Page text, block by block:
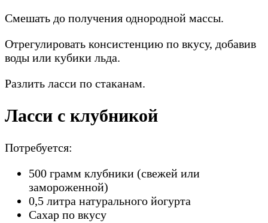
Смешать до получения однородной массы.
Отрегулировать консистенцию по вкусу, добавив
воды или кубики льда.
Разлить ласси по стаканам.
Ласси с клубникой
Потребуется:
500 грамм клубники (свежей или
замороженной)
0,5 литра натурального йогурта
Сахар по вкусу